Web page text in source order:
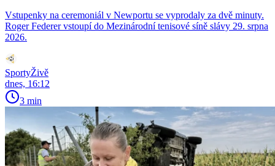
Vstupenky na ceremoniál v Newportu se vyprodaly za dvě minuty.
Roger Federer vstoupí do Mezinárodní tenisové síně slávy 29. srpna
2026.
SportyŽivě
dnes, 16:12
3 min